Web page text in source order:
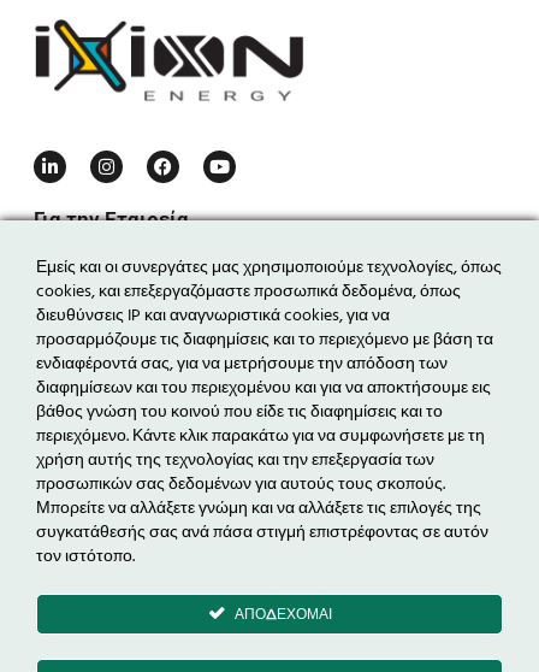
Για την Εταιρεία
Η εταιρεία
Η ομάδα
Τα νέα μας
Επικοινωνία
Δραστηριότητες
Ενεργειακά Έργα
Ηλεκτροκίνηση
Εξοικονόμηση Ενέργειας & EPC
Διαχείριση Ενέργειας
Μέτοχος
Εμείς και οι συνεργάτες μας χρησιμοποιούμε τεχνολογίες, όπως
cookies, και επεξεργαζόμαστε προσωπικά δεδομένα, όπως
διευθύνσεις IP και αναγνωριστικά cookies, για να
προσαρμόζουμε τις διαφημίσεις και το περιεχόμενο με βάση τα
ενδιαφέροντά σας, για να μετρήσουμε την απόδοση των
διαφημίσεων και του περιεχομένου και για να αποκτήσουμε εις
βάθος γνώση του κοινού που είδε τις διαφημίσεις και το
περιεχόμενο. Κάντε κλικ παρακάτω για να συμφωνήσετε με τη
χρήση αυτής της τεχνολογίας και την επεξεργασία των
προσωπικών σας δεδομένων για αυτούς τους σκοπούς.
Μπορείτε να αλλάξετε γνώμη και να αλλάξετε τις επιλογές της
συγκατάθεσής σας ανά πάσα στιγμή επιστρέφοντας σε αυτόν
τον ιστότοπο.
ΑΠΟΔΕΧΟΜΑΙ